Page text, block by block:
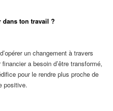
dans ton travail ?
un changement à travers
a besoin d’être transformé,
pour le rendre plus proche de
positive.